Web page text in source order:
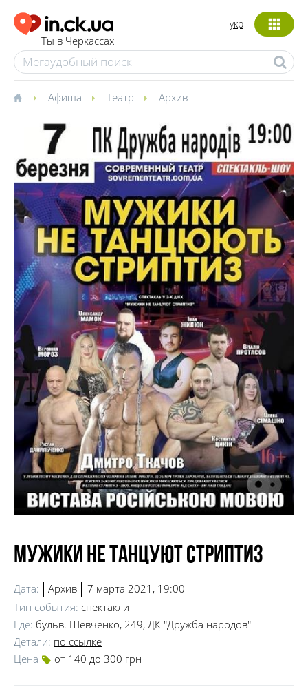
Ты в Черкассах
укр
Афиша Театр Архив
Мужики не танцуют стриптиз
Дата: Архив
7 марта 2021, 19:00
Тип события: спектакли
Где: бульв. Шевченко, 249, ДК "Дружба народов"
Детали: по ссылке
Цена
от 140 до 300 грн